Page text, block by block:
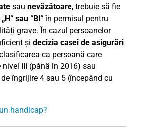
sau nevăzătoare, trebuie să fie
„H“ sau “Bl“în permisul pentru
grave. În cazul persoanelor
și decizia casei de asigurări
ca persoană care
nivel III (până în 2016) sau
îngrijire 4 sau 5 (începând cu
handicap?